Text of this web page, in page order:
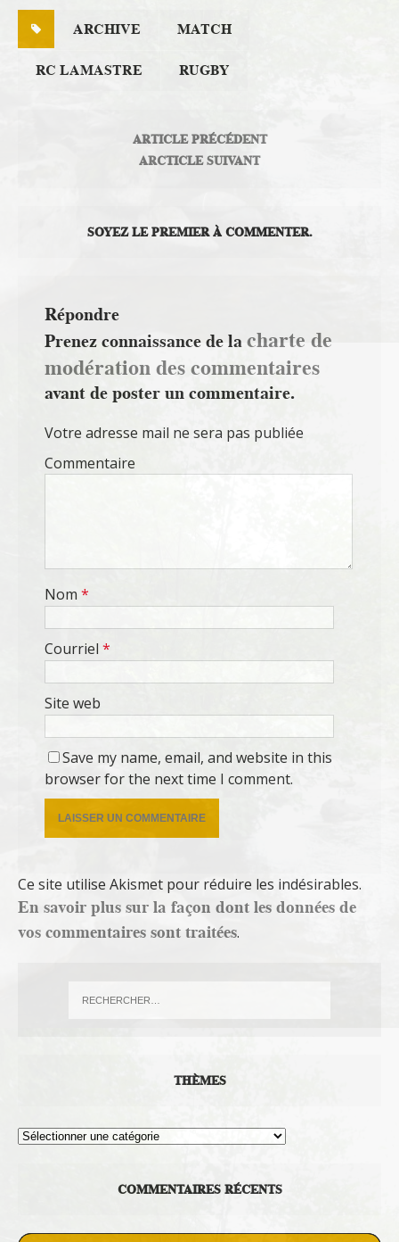
ARCHIVE MATCH
RC LAMASTRE RUGBY
ARTICLE PRÉCÉDENT
ARCTICLE SUIVANT
SOYEZ LE PREMIER À COMMENTER.
Répondre
Prenez connaissance de lacharte de
modération des commentaires
avant de poster un commentaire.
Votre adresse mail ne sera pas publiée
Commentaire
Nom *
Courriel *
Site web
Save my name, email, and website in this
browser for the next time I comment.
Ce site utilise Akismet pour réduire les indésirables.
En savoir plus sur la façon dont les données de
vos commentaires sont traitées.
THÈMES
Thèmes
COMMENTAIRES RÉCENTS